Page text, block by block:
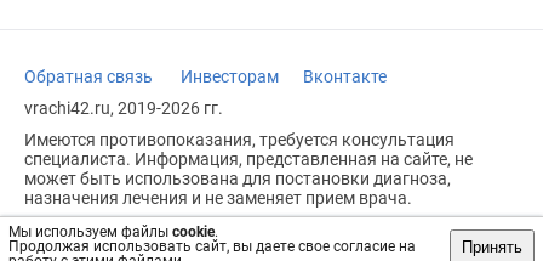
Мы используем файлы cookie.
Продолжая использовать сайт, вы даете свое согласие на
Принять
Обратная связь Инвесторам
Вконтакте
vrachi42.ru, 2019-2026 гг.
Имеются противопоказания, требуется консультация
специалиста. Информация, представленная на сайте, не
может быть использована для постановки диагноза,
назначения лечения и не заменяет прием врача.
Возрастное ограничение: 18+